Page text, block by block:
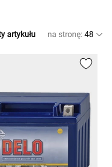
artykułu na stronę: